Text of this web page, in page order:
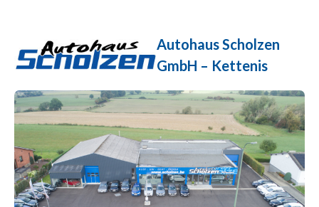
Autohaus Scholzen
GmbH – Kettenis